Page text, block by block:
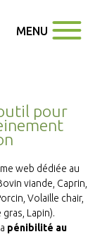
MENU
pour
web dédiée au
viande, Caprin,
Volaille chair,
Lapin).
pénibilité au